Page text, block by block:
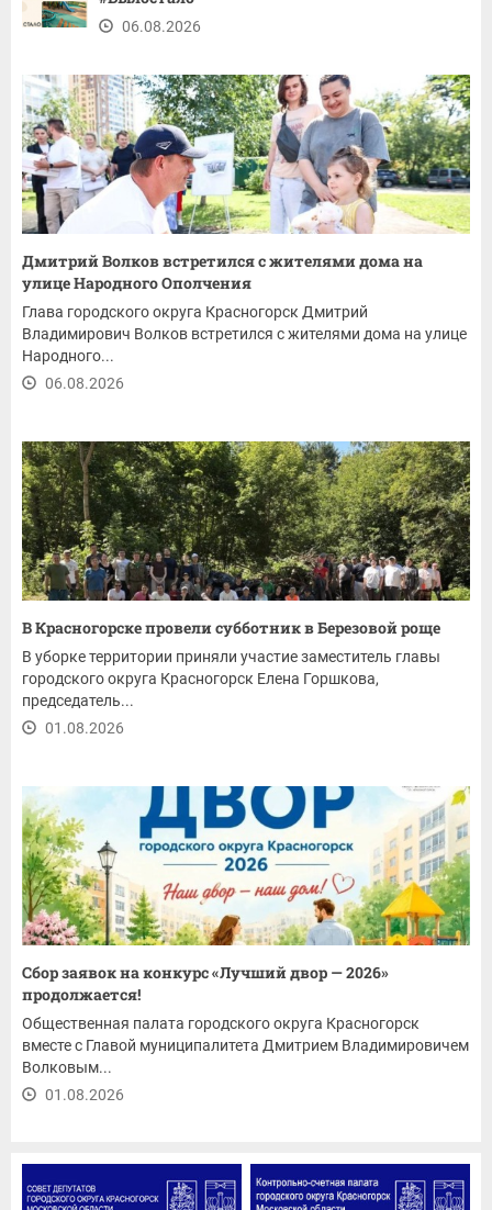
06.08.2026
Дмитрий Волков встретился с жителями дома на
улице Народного Ополчения
Глава городского округа Красногорск Дмитрий
Владимирович Волков встретился с жителями дома на улице
Народного...
06.08.2026
В Красногорске провели субботник в Березовой роще
В уборке территории приняли участие заместитель главы
городского округа Красногорск Елена Горшкова,
председатель...
01.08.2026
Сбор заявок на конкурс «Лучший двор — 2026»
продолжается!
Общественная палата городского округа Красногорск
вместе с Главой муниципалитета Дмитрием Владимировичем
Волковым...
01.08.2026